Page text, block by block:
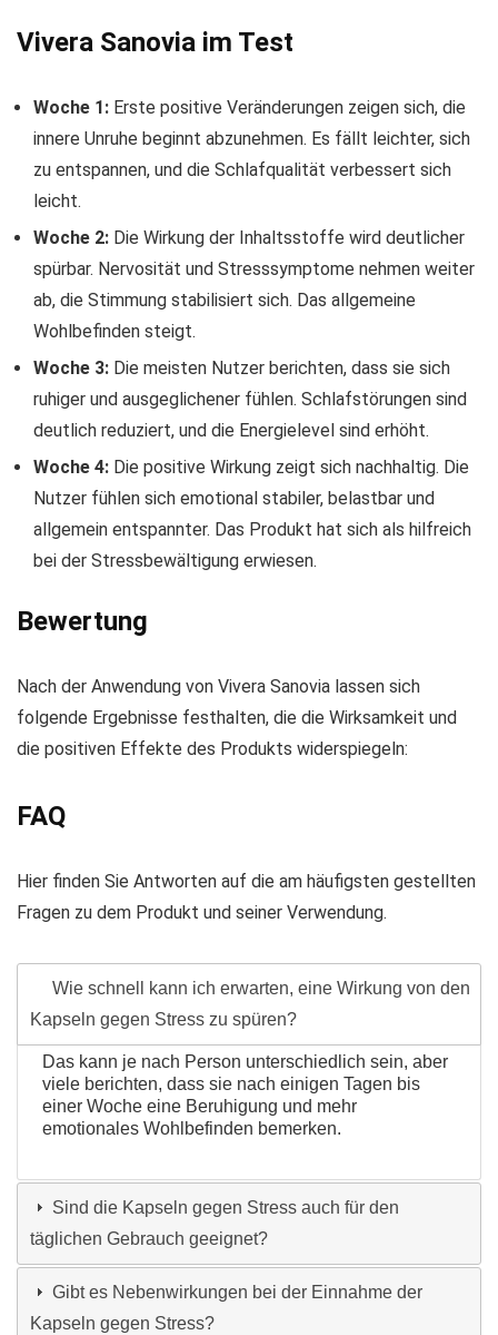
Vivera Sanovia im Test
Woche 1: Erste positive Veränderungen zeigen sich, die
innere Unruhe beginnt abzunehmen. Es fällt leichter, sich
zu entspannen, und die Schlafqualität verbessert sich
leicht.
Woche 2: Die Wirkung der Inhaltsstoffe wird deutlicher
spürbar. Nervosität und Stresssymptome nehmen weiter
ab, die Stimmung stabilisiert sich. Das allgemeine
Wohlbefinden steigt.
Woche 3: Die meisten Nutzer berichten, dass sie sich
ruhiger und ausgeglichener fühlen. Schlafstörungen sind
deutlich reduziert, und die Energielevel sind erhöht.
Woche 4: Die positive Wirkung zeigt sich nachhaltig. Die
Nutzer fühlen sich emotional stabiler, belastbar und
allgemein entspannter. Das Produkt hat sich als hilfreich
bei der Stressbewältigung erwiesen.
Bewertung
Nach der Anwendung von Vivera Sanovia lassen sich
folgende Ergebnisse festhalten, die die Wirksamkeit und
die positiven Effekte des Produkts widerspiegeln:
FAQ
Hier finden Sie Antworten auf die am häufigsten gestellten
Fragen zu dem Produkt und seiner Verwendung.
Wie schnell kann ich erwarten, eine Wirkung von den
Kapseln gegen Stress zu spüren?
Das kann je nach Person unterschiedlich sein, aber
viele berichten, dass sie nach einigen Tagen bis
einer Woche eine Beruhigung und mehr
emotionales Wohlbefinden bemerken.
Sind die Kapseln gegen Stress auch für den
täglichen Gebrauch geeignet?
Gibt es Nebenwirkungen bei der Einnahme der
Kapseln gegen Stress?